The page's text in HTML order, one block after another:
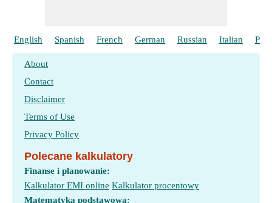
English Spanish French German Russian Italian
About
Contact
Disclaimer
Terms of Use
Privacy Policy
Polecane kalkulatory
Finanse i planowanie:
Kalkulator EMI online Kalkulator procentowy
Matematyka podstawowa: